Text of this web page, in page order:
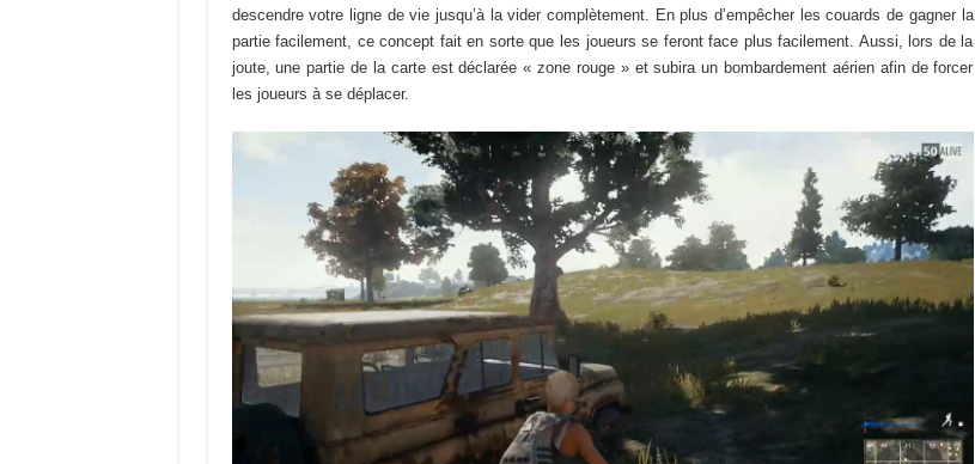
descendre votre ligne de vie jusqu’à la vider complètement. En plus d’empêcher les couards de gagner la
partie facilement, ce concept fait en sorte que les joueurs se feront face plus facilement. Aussi, lors de la
joute, une partie de la carte est déclarée « zone rouge » et subira un bombardement aérien afin de forcer
les joueurs à se déplacer.